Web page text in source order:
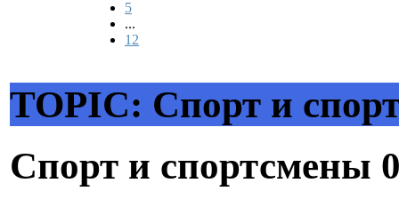
5
...
12
TOPIC: Спорт и
Спорт и спортсмены